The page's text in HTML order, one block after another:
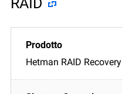
Hetman RAID Recovery